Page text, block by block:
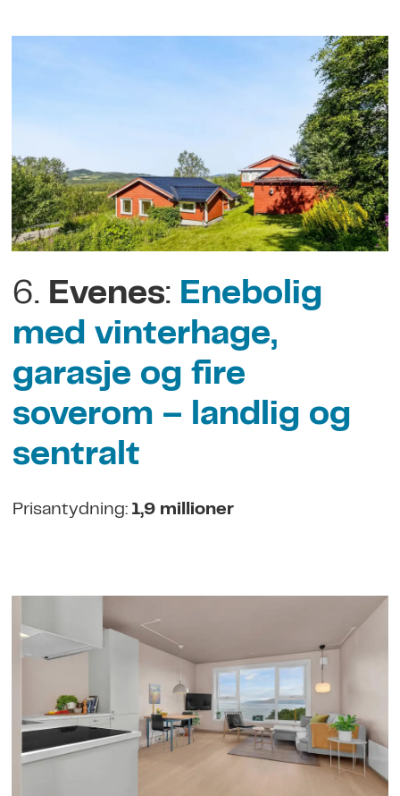
6. Evenes: Enebolig
med vinterhage,
garasje og fire
soverom – landlig og
sentralt
Prisantydning: 1,9 millioner